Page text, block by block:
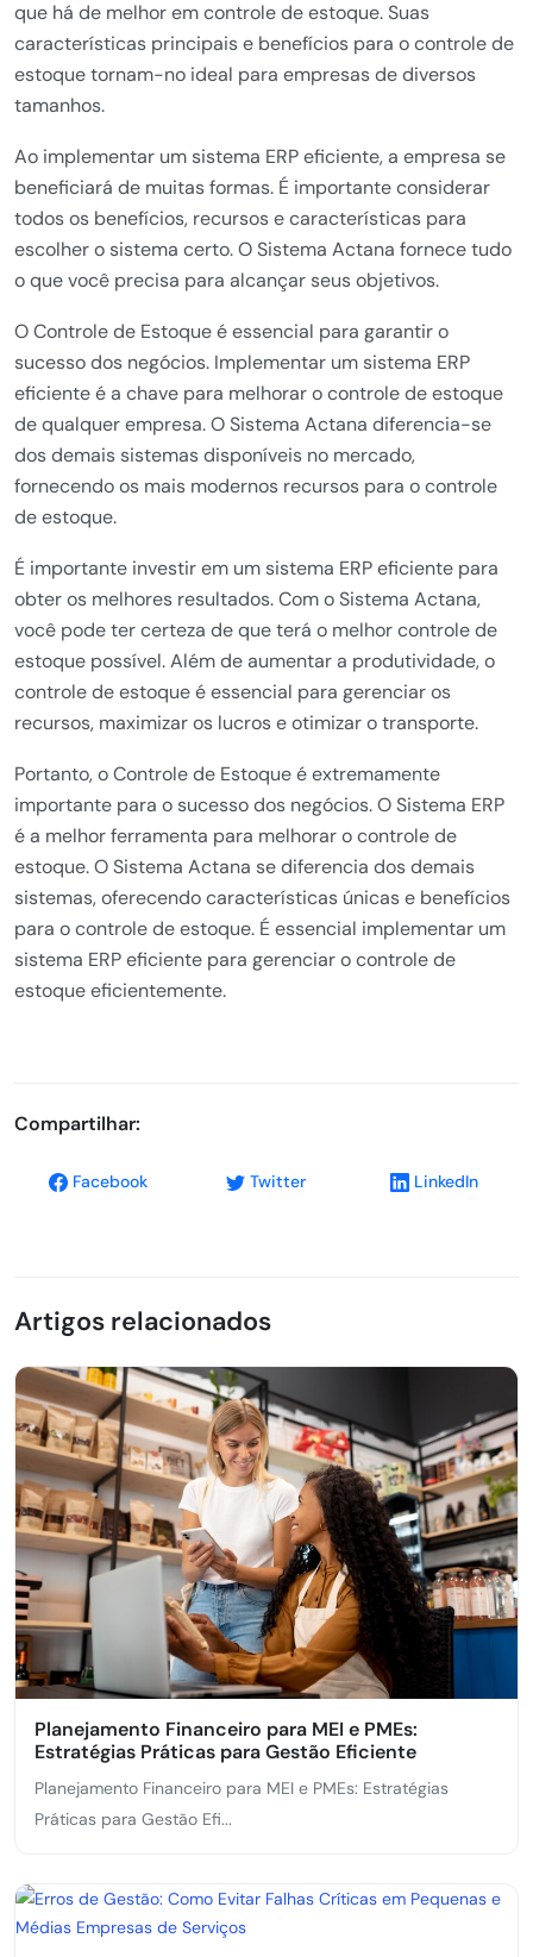
que há de melhor em controle de estoque. Suas
características principais e benefícios para o controle de
estoque tornam-no ideal para empresas de diversos
tamanhos.
Ao implementar um sistema ERP eficiente, a empresa se
beneficiará de muitas formas. É importante considerar
todos os benefícios, recursos e características para
escolher o sistema certo. O Sistema Actana fornece tudo
o que você precisa para alcançar seus objetivos.
O Controle de Estoque é essencial para garantir o
sucesso dos negócios. Implementar um sistema ERP
eficiente é a chave para melhorar o controle de estoque
de qualquer empresa. O Sistema Actana diferencia-se
dos demais sistemas disponíveis no mercado,
fornecendo os mais modernos recursos para o controle
de estoque.
É importante investir em um sistema ERP eficiente para
obter os melhores resultados. Com o Sistema Actana,
você pode ter certeza de que terá o melhor controle de
estoque possível. Além de aumentar a produtividade, o
controle de estoque é essencial para gerenciar os
recursos, maximizar os lucros e otimizar o transporte.
Portanto, o Controle de Estoque é extremamente
importante para o sucesso dos negócios. O Sistema ERP
é a melhor ferramenta para melhorar o controle de
estoque. O Sistema Actana se diferencia dos demais
sistemas, oferecendo características únicas e benefícios
para o controle de estoque. É essencial implementar um
sistema ERP eficiente para gerenciar o controle de
estoque eficientemente.
Compartilhar:
Facebook Twitter LinkedIn
Artigos relacionados
Planejamento Financeiro para MEI e PMEs:
Estratégias Práticas para Gestão Eficiente
Planejamento Financeiro para MEI e PMEs: Estratégias
Práticas para Gestão Efi...